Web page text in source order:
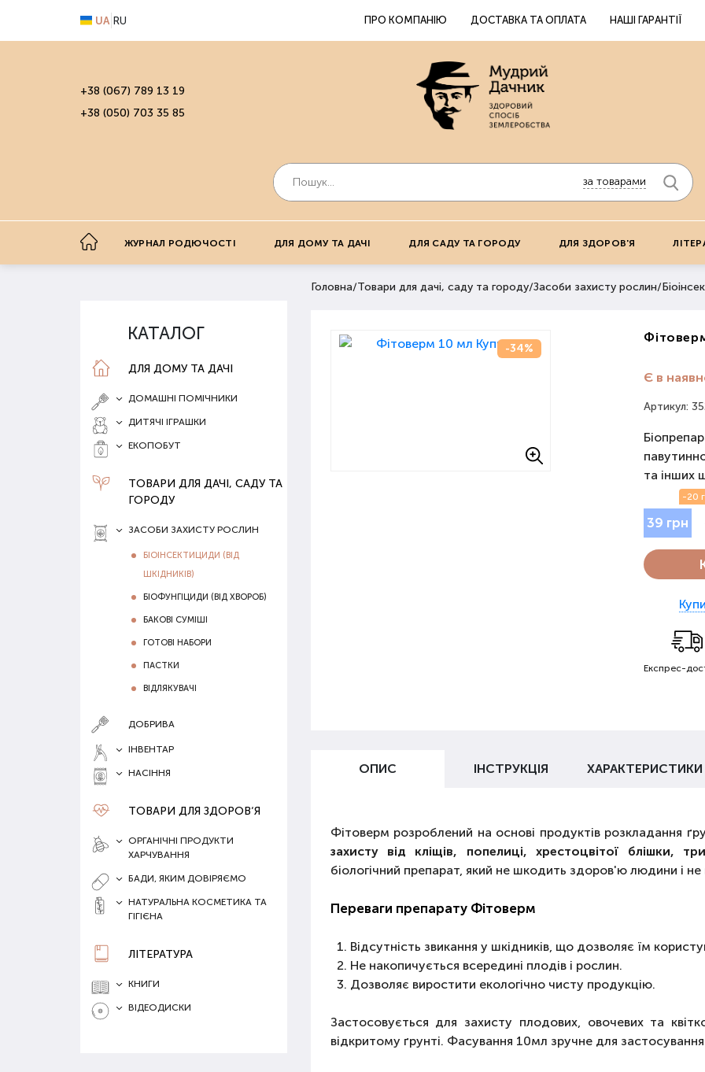
UA RU ПРО КОМПАНІЮ ДОСТАВКА ТА ОПЛАТА НАШІ ГАРАНТІЇ
+38 (067) 789 13 19
+38 (050) 703 35 85
за товарами
ЖУРНАЛ РОДЮЧОСТІ ДЛЯ ДОМУ ТА ДАЧІ ДЛЯ САДУ ТА ГОРОДУ ДЛЯ ЗДОРОВ'Я
КАТАЛОГ
ДЛЯ ДОМУ ТА ДАЧІ
ДОМАШНІ ПОМІЧНИКИ
ДИТЯЧІ ІГРАШКИ
ЕКОПОБУТ
ТОВАРИ ДЛЯ ДАЧІ, САДУ ТА
ГОРОДУ
ЗАСОБИ ЗАХИСТУ РОСЛИН
БІОІНСЕКТИЦИДИ (ВІД
ШКІДНИКІВ)
БІОФУНГІЦИДИ (ВІД ХВОРОБ)
БАКОВІ СУМІШІ
ГОТОВІ НАБОРИ
ПАСТКИ
ВІДЛЯКУВАЧІ
ДОБРИВА
ІНВЕНТАР
НАСІННЯ
ТОВАРИ ДЛЯ ЗДОРОВ‘Я
ОРГАНІЧНІ ПРОДУКТИ
ХАРЧУВАННЯ
БАДИ, ЯКИМ ДОВІРЯЄМО
НАТУРАЛЬНА КОСМЕТИКА ТА
ГІГІЄНА
ЛІТЕРАТУРА
КНИГИ
ВІДЕОДИСКИ
Головна/Товари для дачі, саду та городу/Засоби захисту рослин/
-34%
Є в
Артикул:
та інших
39 грн
-20
Експрес-
ОПИС ІНСТРУКЦІЯ ХАРАКТЕРИСТИКИ
Фітоверм розроблений на основі продуктів розкладання
захисту від кліщів, попелиці, хрестоцвітої блішки,
біологічний препарат, який не шкодить здоров'ю людини і
Переваги препарату Фітоверм
Відсутність звикання у шкідників, що дозволяє їм
Не накопичується всередині плодів і рослин.
Дозволяє виростити екологічно чисту продукцію.
Застосовується для захисту плодових, овочевих та
відкритому ґрунті. Фасування 10мл зручне для застосування